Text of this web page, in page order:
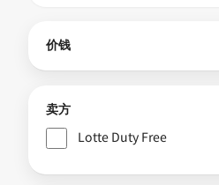
价钱
卖方
Lotte Duty Free